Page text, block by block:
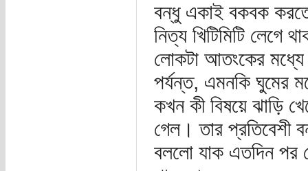
বন্ধু একাই বকবক
নিত্য খিটিমিটি লেগে
লোকটা আতংকের
পর্যন্ত, এমনকি ঘুমের
কখন কী বিষয়ে ঝাড়ি
গেল। তার প্রতিবেশী
বললো যাক এতদিন পর